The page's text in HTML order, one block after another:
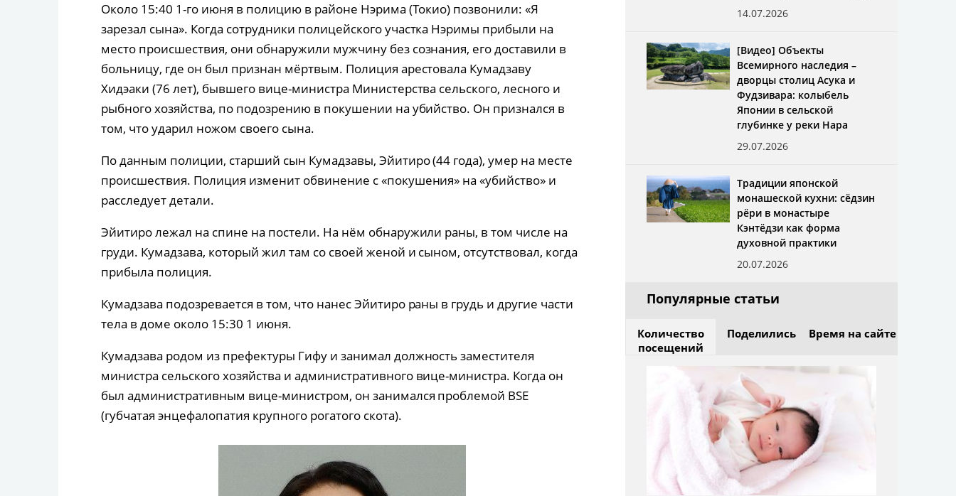
Около 15:40 1-го июня в полицию в районе Нэрима (Токио) позвонили: «Я
зарезал сына». Когда сотрудники полицейского участка Нэримы прибыли на
место происшествия, они обнаружили мужчину без сознания, его доставили в
больницу, где он был признан мёртвым. Полиция арестовала Кумадзаву
Хидэаки (76 лет), бывшего вице-министра Министерства сельского, лесного и
рыбного хозяйства, по подозрению в покушении на убийство. Он признался в
том, что ударил ножом своего сына.
По данным полиции, старший сын Кумадзавы, Эйитиро (44 года), умер на месте
происшествия. Полиция изменит обвинение с «покушения» на «убийство» и
расследует детали.
Эйитиро лежал на спине на постели. На нём обнаружили раны, в том числе на
груди. Кумадзава, который жил там со своей женой и сыном, отсутствовал, когда
прибыла полиция.
Кумадзава подозревается в том, что нанес Эйитиро раны в грудь и другие части
тела в доме около 15:30 1 июня.
Кумадзава родом из префектуры Гифу и занимал должность заместителя
министра сельского хозяйства и административного вице-министра. Когда он
был административным вице-министром, он занимался проблемой BSE
(губчатая энцефалопатия крупного рогатого скота).
14.07.2026
[Видео] Объекты
Всемирного наследия –
дворцы столиц Асука и
Фудзивара: колыбель
Японии в сельской
глубинке у реки Нара
29.07.2026
Традиции японской
монашеской кухни: сёдзин
рёри в монастыре
Кэнтёдзи как форма
духовной практики
20.07.2026
Популярные статьи
Количество
посещений
Поделились Время на сайте